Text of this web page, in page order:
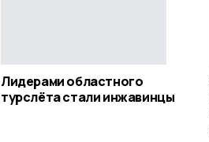
Лидерами областного
турслёта стали инжавинцы